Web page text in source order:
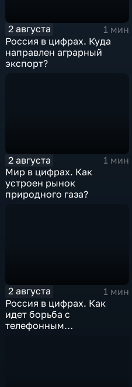
2 августа
1 мин
Россия в цифрах. Куда
направлен аграрный
экспорт?
2 августа
1 мин
Мир в цифрах. Как
устроен рынок
природного газа?
2 августа
1 мин
Россия в цифрах. Как
идет борьба с
телефонным